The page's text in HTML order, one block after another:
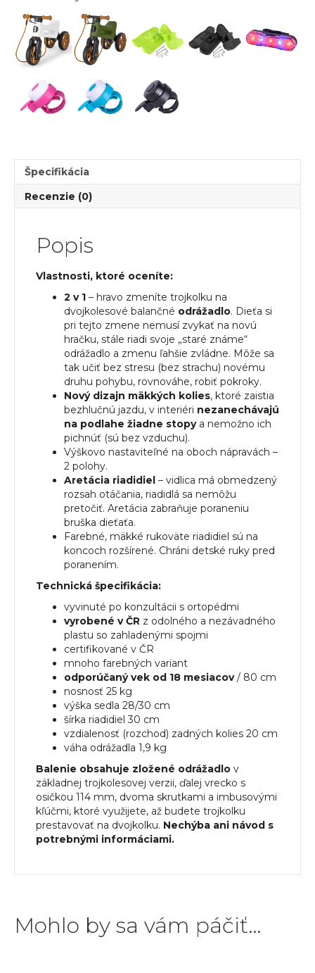
SuperSport
2v1
šedé
matné
popruhom
tichými
Špecifikácia
Recenzie (0)
Popis
Vlastnosti, ktoré oceníte:
2 v 1 – hravo zmeníte trojkolku na
dvojkolesové balančné odrážadlo. Dieťa si
pri tejto zmene nemusí zvykať na novú
hračku, stále riadi svoje „staré známe“
odrážadlo a zmenu ľahšie zvládne. Môže sa
tak učiť bez stresu (bez strachu) novému
druhu pohybu, rovnováhe, robiť pokroky.
Nový dizajn mäkkých kolies, ktoré zaistia
bezhlučnú jazdu, v interiéri nezanechávajú
na podlahe žiadne stopya nemožno ich
pichnúť (sú bez vzduchu).
Výškovo nastaviteľné na oboch nápravách –
2 polohy.
Aretácia riadidiel – vidlica má obmedzený
rozsah otáčania, riadidlá sa nemôžu
pretočiť. Aretácia zabraňuje poraneniu
bruška dieťaťa.
Farebné, mäkké rukoväte riadidiel sú na
koncoch rozšírené. Chráni detské ruky pred
poranením.
Technická špecifikácia:
vyvinuté po konzultácii s ortopédmi
vyrobené v ČR z odolného a nezávadného
plastu so zahladenými spojmi
certifikované v ČR
mnoho farebných variant
odporúčaný vek od 18 mesiacov/ 80 cm
nosnosť 25 kg
výška sedla 28/30 cm
šírka riadidiel 30 cm
vzdialenosť (rozchod) zadných kolies 20 cm
váha odrážadla 1,9 kg
Balenie obsahuje zložené odrážadlo v
základnej trojkolesovej verzii, ďalej vrecko s
osičkou 114 mm, dvoma skrutkami a imbusovými
kľúčmi, ktoré využijete, až budete trojkolku
prestavovať na dvojkolku. Nechýba ani návod s
potrebnými informáciami.
Mohlo by sa vám páčiť…